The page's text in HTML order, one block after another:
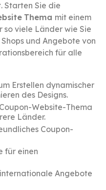
Starten Sie die
Thema mit einem
so viele Länder wie Sie
und Angebote von
für alle
Erstellen dynamischer
des Designs.
Website-Thema
Länder.
Coupon-
für einen
Angebote